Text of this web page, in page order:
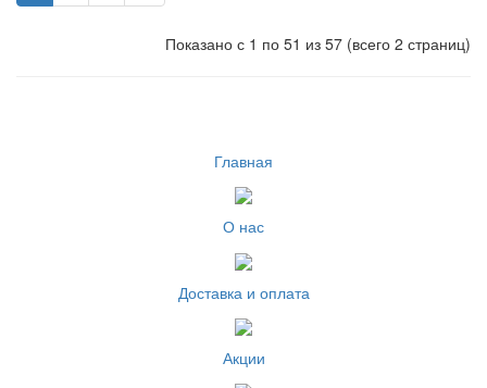
Показано с 1 по 51 из 57 (всего 2 страниц)
Главная
О нас
Доставка и оплата
Акции